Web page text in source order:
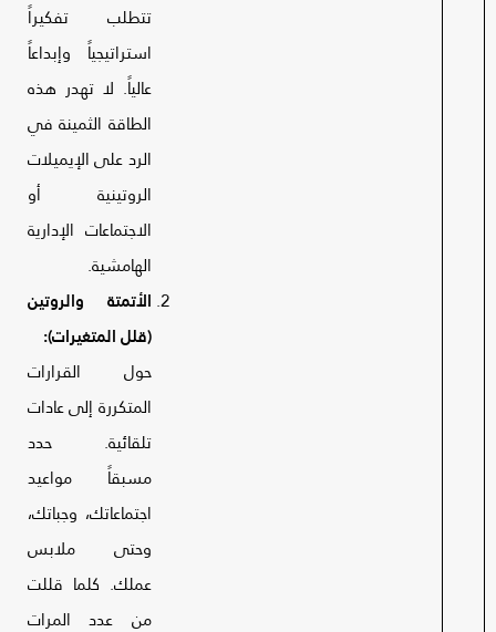
تتطلب تفكيراً
استراتيجياً وإبداعاً
عالياً. لا تهدر هذه
الطاقة الثمينة في
الرد على الإيميلات
الروتينية أو
الاجتماعات الإدارية
الهامشية.
الأتمتة والروتين
(قلل المتغيرات):
حول القرارات
المتكررة إلى عادات
تلقائية. حدد
مسبقاً مواعيد
اجتماعاتك، وجباتك،
وحتى ملابس
عملك. كلما قللت
من عدد المرات